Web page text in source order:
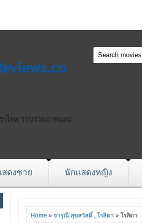
าไทย รวบรวมภาพและ
ดงชาย นักแสดงหญิง
Home » จารุณี สุขสวัสดิ์ , โรสิตา » โรสิตา